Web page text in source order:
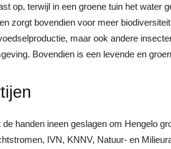
op, terwijl in een groene tuin het water
zorgt bovendien voor meer
maar ook andere
Bovendien is een levende en
handen ineen geslagen om Hengelo
IVN, KNNV, Natuur- en